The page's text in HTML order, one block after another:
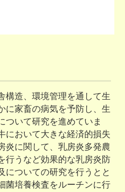
構造、環境管理を通して生
に家畜の病気を予防し、生
ついて研究を進めていま
において大きな経済的損失
炎に関して、乳房炎多発農
行うなど効果的な乳房炎防
についての研究を行うとと
菌培養検査をルーチンに行